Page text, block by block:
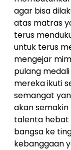
agar bisa
atas matras
terus
untuk terus
mengejar
pulang
mereka ikuti
semangat
akan
talenta hebat
bangsa ke
kebanggaan